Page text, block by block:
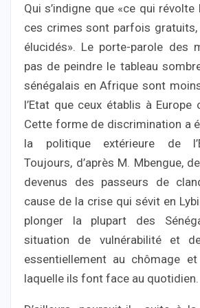
Qui s’indigne que «ce qui révolte
ces crimes sont parfois gratuits,
élucidés». Le porte-parole des
pas de peindre le tableau
sénégalais en Afrique sont
l’Etat que ceux établis à Europe
Cette forme de discrimination a
la politique extérieure de
Toujours, d’après M. Mbengue,
devenus des passeurs de
cause de la crise qui sévit en
plonger la plupart des
situation de vulnérabilité et
essentiellement au chômage
laquelle ils font face au quotidien.